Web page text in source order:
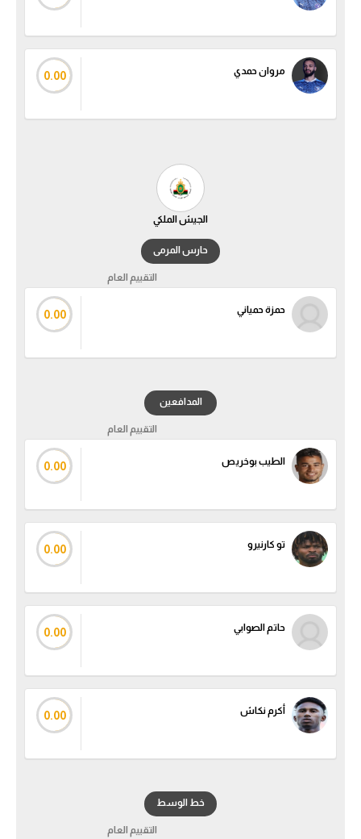
مروان حمدي 0.00
الجيش الملكي
حارس المرمى
التقييم العام
حمزة حمياني 0.00
المدافعين
التقييم العام
الطيب بوخريص 0.00
تو كارنيرو 0.00
حاتم الصوابي 0.00
أكرم نكاش 0.00
خط الوسط
التقييم العام